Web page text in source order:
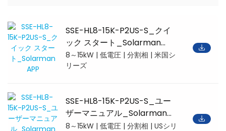
SSE-HL8-15K-P2US-S_クイ
ック スタート_Solarman
APP
8～15kW | 低電圧 | 分割相 | 米国シ
リーズ
SSE-HL8-15K-P2US-S_ユー
ザーマニュアル_Solarmanア
プリ
8～15kW | 低電圧 | 分割相 | USシリ